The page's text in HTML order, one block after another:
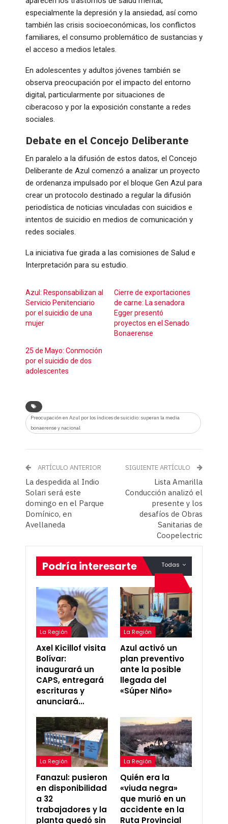
especialmente la depresión y la ansiedad, así como
también las crisis socioeconómicas, los conflictos
familiares, el consumo problemático de sustancias y
el acceso a medios letales.
En adolescentes y adultos jóvenes también se
observa preocupación por el impacto del entorno
digital, particularmente por situaciones de
ciberacoso y por la exposición constante a redes
sociales.
Debate en el Concejo Deliberante
En paralelo a la difusión de estos datos, el Concejo
Deliberante de Azul comenzó a analizar un proyecto
de ordenanza impulsado por el bloque Gen Azul para
crear un protocolo destinado a regular la difusión
periodística de noticias vinculadas con suicidios e
intentos de suicidio en medios de comunicación y
redes sociales.
La iniciativa fue girada a las comisiones de Salud e
Interpretación para su estudio.
Azul: Responsabilizan al
Servicio Penitenciario
por el suicidio de una
mujer
Cierre de exportaciones
de carne: La senadora
Egger presentó
proyectos en el Senado
Bonaerense
25 de Mayo: Conmoción
por el suicidio de dos
adolescentes
Preocupación en Azul por los índices de suicidio: superan la media
bonaerense y nacional
ARTÍCULO ANTERIOR
La despedida al Indio
Solari será este
domingo en el Parque
Domínico, en
Avellaneda
SIGUIENTE ARTÍCULO
Lista Amarilla
Conducción analizó el
presente y los
desafíos de Obras
Sanitarias de
Coopelectric
Todas
Podría interesarte
La Región
Axel Kicillof visita
Bolívar:
inaugurará un
CAPS, entregará
escrituras y
anunciará…
La Región
Azul activó un
plan preventivo
ante la posible
llegada del
«Súper Niño»
La Región
Fanazul: pusieron
en disponibilidad
a 32
trabajadores y la
planta quedó sin
La Región
Quién era la
«viuda negra»
que murió en un
accidente en la
Ruta Provincial